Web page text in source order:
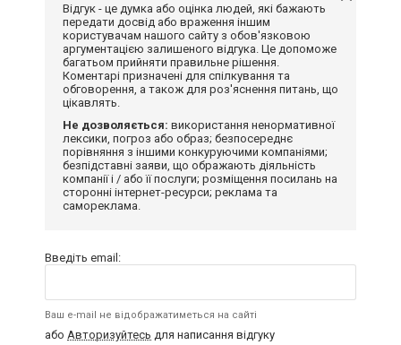
Відгук - це думка або оцінка людей, які бажають
передати досвід або враження іншим
користувачам нашого сайту з обов'язковою
аргументацією залишеного відгука. Це допоможе
багатьом прийняти правильне рішення.
Коментарі призначені для спілкування та
обговорення, а також для роз'яснення питань, що
цікавлять.
Не дозволяється: використання ненормативної
лексики, погроз або образ; безпосереднє
порівняння з іншими конкуруючими компаніями;
безпідставні заяви, що ображають діяльність
компанії і / або її послуги; розміщення посилань на
сторонні інтернет-ресурси; реклама та
самореклама.
Введіть email:
Ваш e-mail не відображатиметься на сайті
або Авторизуйтесь для написання відгуку